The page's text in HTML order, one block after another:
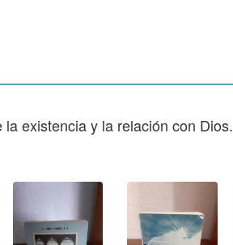
existencia y la relación con Dios.